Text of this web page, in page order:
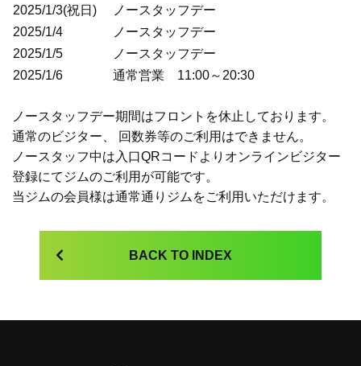
2025/1/3(祝日)
ノースタッフデー
2025/1/4
ノースタッフデー
2025/1/5
ノースタッフデー
2025/1/6
通常営業 11:00～20:30
ノースタッフデー期間はフロントを休止しております。
通常のビジター、 回数券等のご利用はできません。
ノースタッフ中は入口QRコードよりオンラインビジター
登録にてジムのご利用が可能です。
当ジムの会員様は通常通りジムをご利用いただけます。
BACK TO INDEX